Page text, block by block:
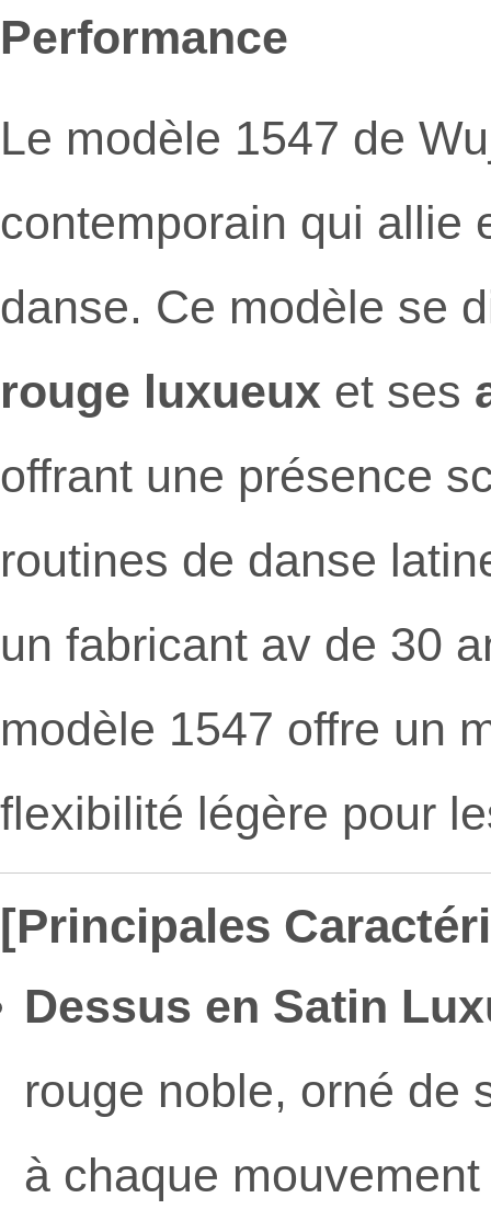
Performance
Le modèle 1547 de
contemporain qui allie
danse. Ce modèle se
rouge luxueux et ses
offrant une présence
routines de danse
un fabricant av de 30
modèle 1547 offre un
flexibilité légère pour
[Principales
Dessus en Satin
rouge noble, orné de
à chaque